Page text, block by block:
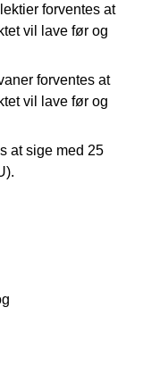
forventes at
vil lave før og
forventes at
vil lave før og
at sige med 25